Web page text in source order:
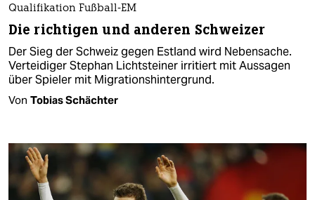
Qualifikation Fußball-EM
Die richtigen und anderen Schweizer
Der Sieg der Schweiz gegen Estland wird Nebensache.
Verteidiger Stephan Lichtsteiner irritiert mit Aussagen
über Spieler mit Migrationshintergrund.
Von Tobias Schächter